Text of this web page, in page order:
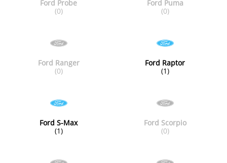
Ford Probe
(0)
Ford Puma
(0)
Ford Ranger
(0)
Ford Raptor
(1)
Ford S-Max
(1)
Ford Scorpio
(0)